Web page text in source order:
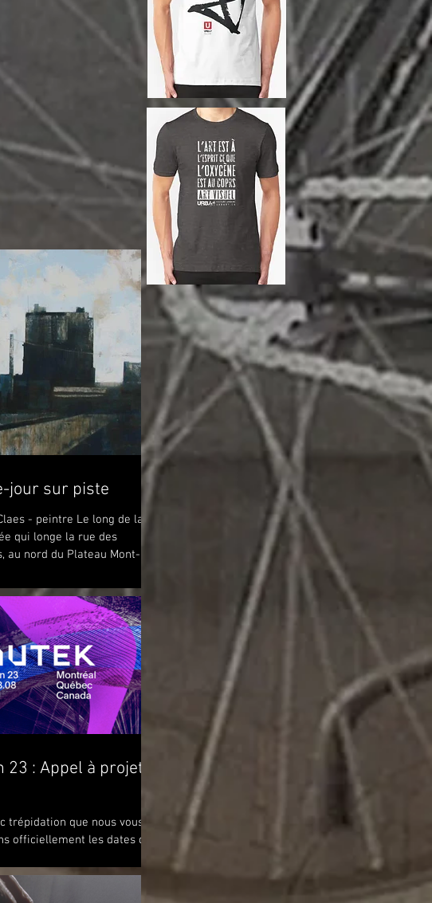
jour sur piste
- peintre Le long de la
qui longe la rue des
au nord du Plateau Mont-
23 : Appel à projets
trépidation que nous vous
officiellement les dates de
du 22 au 28 août...